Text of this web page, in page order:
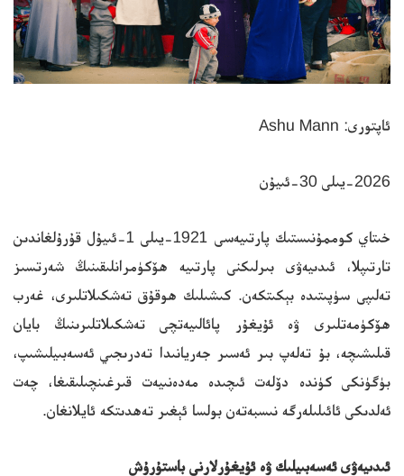
ئاپتورى: Ashu Mann
2026-يىلى 30-ئىيۇن
خىتاي كوممۇنىستىك پارتىيەسى 1921-يىلى 1-ئىيۇل قۇرۇلغاندىن
تارتىپلا، ئىدىيەۋى بىرلىكنى پارتىيە ھۆكۈمرانلىقىنىڭ شەرتسىز
تەلىپى سۈپىتىدە بېكىتكەن. كىشىلىك ھوقۇق تەشكىلاتلىرى، غەرب
ھۆكۈمەتلىرى ۋە ئۇيغۇر پائالىيەتچى تەشكىلاتلىرىنىڭ بايان
قىلىشىچە، بۇ تەلەپ بىر ئەسىر جەريانىدا تەدرىجىي ئەسەبىيلىشىپ،
بۈگۈنكى كۈندە دۆلەت ئىچىدە مەدەنىيەت قىرغىنچىلىقىغا، چەت
ئەلدىكى ئائىلىلەرگە نىسبەتەن بولسا ئېغىر تەھدىتكە ئايلانغان.
ئىدىيەۋى ئەسەبىيلىك ۋە ئۇيغۇرلارنى باستۇرۇش